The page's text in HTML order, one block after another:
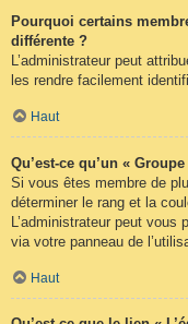
Pourquoi certains
différente ?
L’administrateur peut
les rendre facilement
Haut
Qu’est-ce qu’un «
Si vous êtes membre de
déterminer le rang et la
L’administrateur peut vous
via votre panneau de
Haut